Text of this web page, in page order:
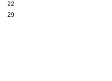
22
29